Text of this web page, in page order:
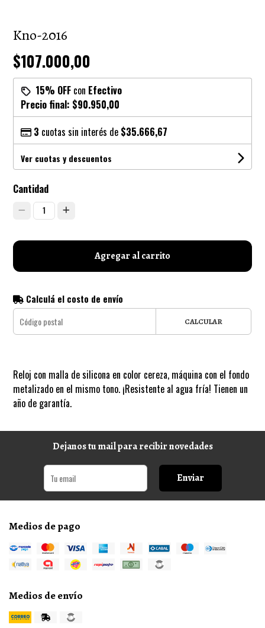
Kno-2016
$107.000,00
15% OFF con Efectivo
Precio final: $90.950,00
3 cuotas sin interés de $35.666,67
Ver cuotas y descuentos
Cantidad
1
Agregar al carrito
Calculá el costo de envío
CALCULAR
Reloj con malla de silicona en color cereza, máquina con el fondo
metalizado en el mismo tono. ¡Resistente al agua fría! Tienen un
año de garantía.
Dejanos tu mail para recibir novedades
Enviar
Medios de pago
Medios de envío